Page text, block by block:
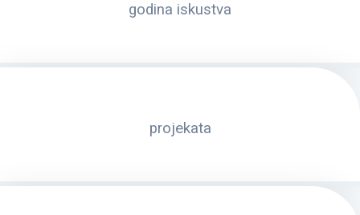
godina iskustva
projekata